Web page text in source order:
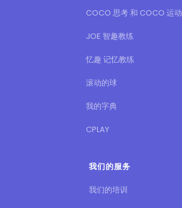
COCO 思考 和 COCO 运动
JOE 智趣教练
忆趣 记忆教练
滚动的球
我的字典
CPLAY
我们的服务
我们的培训